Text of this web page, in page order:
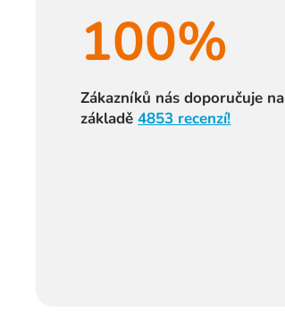
100%
Zákazníků nás doporučuje na
základě4853 recenzí!